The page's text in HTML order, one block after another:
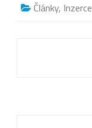
Články, Inzerce